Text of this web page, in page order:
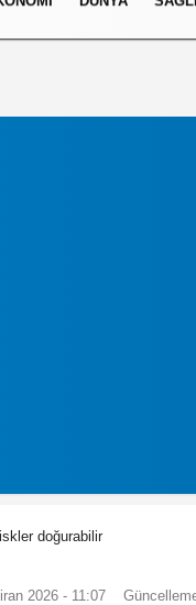
doğurabilir
2026 - 11:07